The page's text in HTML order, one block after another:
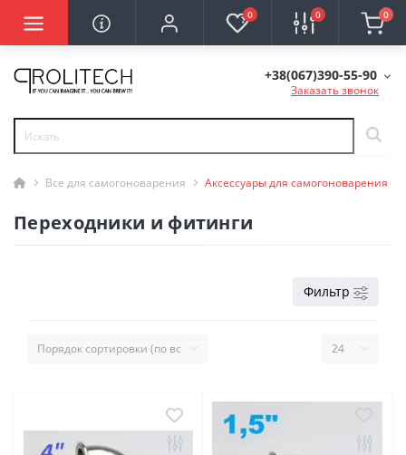
0 0 0
+38(067)390-55-90
Заказать звонок
Все для самогоноварения Аксессуары для самогоноварения
Переходники и фитинги
Фильтр